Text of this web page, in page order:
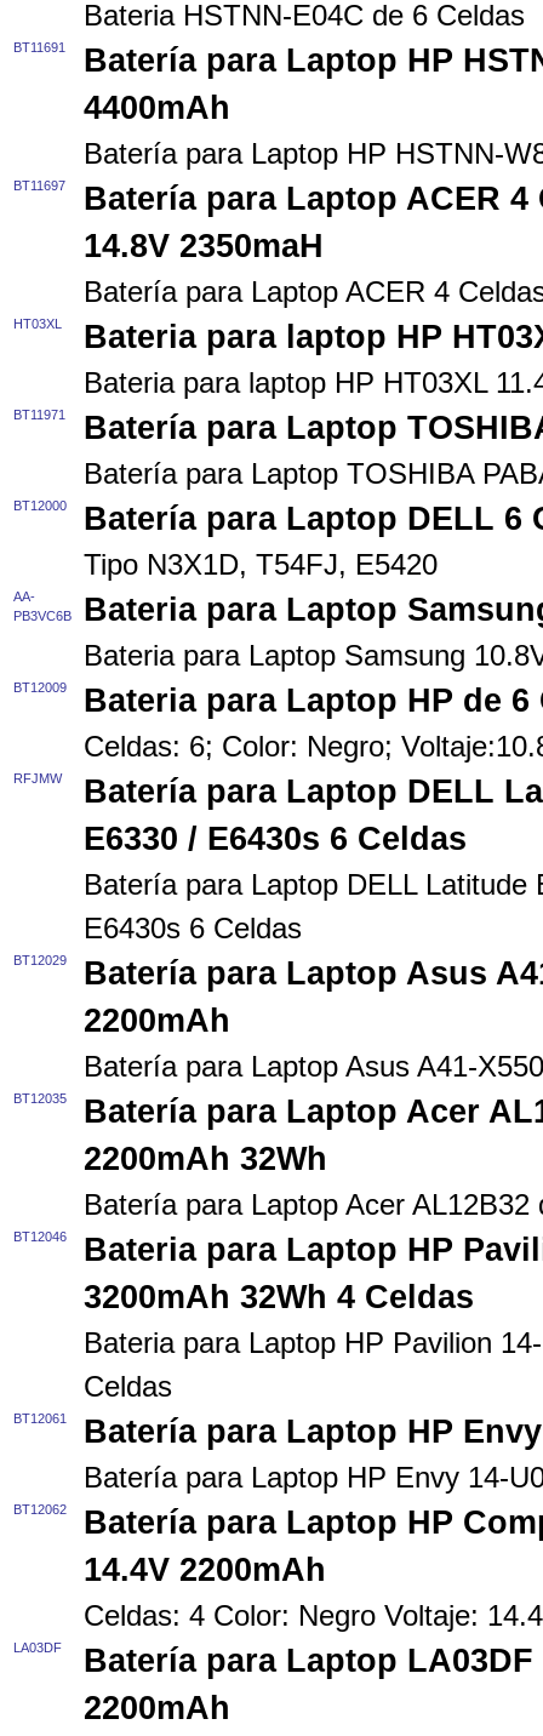
Bateria HSTNN-E04C de 6 Celdas
BT11691
Batería para Laptop HP
4400mAh
Batería para Laptop HP HSTNN-
BT11697
Batería para Laptop ACER 4
14.8V 2350maH
Batería para Laptop ACER 4
HT03XL Bateria para laptop HP
Bateria para laptop HP HT03XL
BT11971 Batería para Laptop
Batería para Laptop TOSHIBA
BT12000 Batería para Laptop DELL 6
Tipo N3X1D, T54FJ, E5420
AA-
PB3VC6B
Bateria para Laptop
Bateria para Laptop Samsung
BT12009 Bateria para Laptop HP de 6
Celdas: 6; Color: Negro;
RFJMW
Batería para Laptop DELL
E6330 / E6430s 6 Celdas
Batería para Laptop DELL
E6430s 6 Celdas
BT12029
Batería para Laptop Asus
2200mAh
Batería para Laptop Asus A41-
BT12035
Batería para Laptop Acer
2200mAh 32Wh
Batería para Laptop Acer
BT12046
Bateria para Laptop HP
3200mAh 32Wh 4 Celdas
Bateria para Laptop HP Pavilion
Celdas
BT12061 Batería para Laptop HP
Batería para Laptop HP Envy 14-
BT12062
Batería para Laptop HP
14.4V 2200mAh
Celdas: 4 Color: Negro Voltaje:
LA03DF
Batería para Laptop LA03DF
2200mAh